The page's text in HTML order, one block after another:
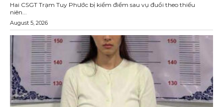
Hai CSGT Trạm Tuy Phước bị kiểm điểm sau vụ đuổi theo thiếu
niên...
August 5, 2026